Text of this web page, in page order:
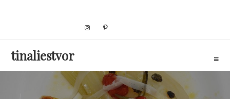
tinaliestvor